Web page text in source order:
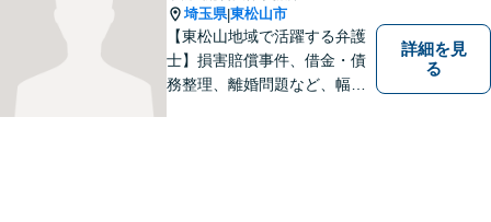
埼玉県|東松山市
【東松山地域で活躍する弁護
士】損害賠償事件、借金・債
務整理、離婚問題など、幅広
詳細を見
る